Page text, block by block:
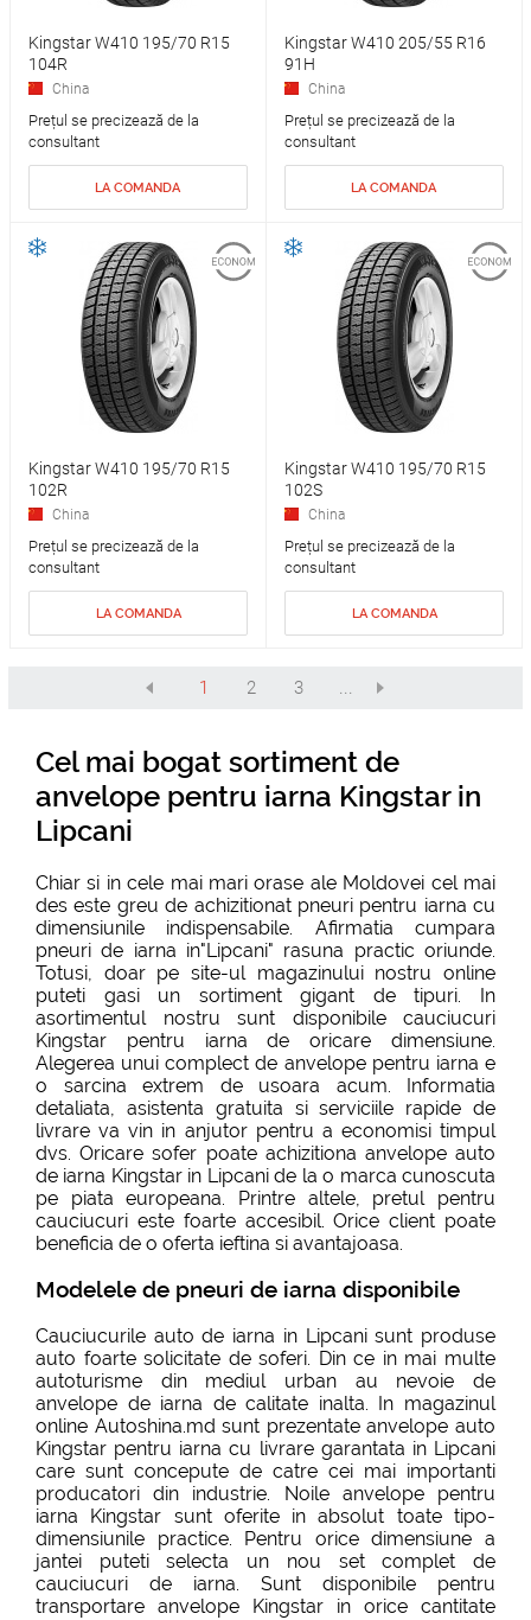
Kingstar W410 195/70 R15
104R
China
Prețul se precizează de la
consultant
LA COMANDA
Kingstar W410 205/55 R16
91H
China
Prețul se precizează de la
consultant
LA COMANDA
Kingstar W410 195/70 R15
102R
China
Prețul se precizează de la
consultant
LA COMANDA
Kingstar W410 195/70 R15
102S
China
Prețul se precizează de la
consultant
LA COMANDA
1 2 3 ...
Cel mai bogat sortiment de
anvelope pentru iarna Kingstar in
Lipcani
Chiar si in cele mai mari orase ale Moldovei cel mai
des este greu de achizitionat pneuri pentru iarna cu
dimensiunile indispensabile. Afirmatia cumpara
pneuri de iarna in"Lipcani" rasuna practic oriunde.
Totusi, doar pe site-ul magazinului nostru online
puteti gasi un sortiment gigant de tipuri. In
asortimentul nostru sunt disponibile cauciucuri
Kingstar pentru iarna de oricare dimensiune.
Alegerea unui complect de anvelope pentru iarna e
o sarcina extrem de usoara acum. Informatia
detaliata, asistenta gratuita si serviciile rapide de
livrare va vin in anjutor pentru a economisi timpul
dvs. Oricare sofer poate achizitiona anvelope auto
de iarna Kingstar in Lipcani de la o marca cunoscuta
pe piata europeana. Printre altele, pretul pentru
cauciucuri este foarte accesibil. Orice client poate
beneficia de o oferta ieftina si avantajoasa.
Modelele de pneuri de iarna disponibile
Cauciucurile auto de iarna in Lipcani sunt produse
auto foarte solicitate de soferi. Din ce in mai multe
autoturisme din mediul urban au nevoie de
anvelope de iarna de calitate inalta. In magazinul
online Autoshina.md sunt prezentate anvelope auto
Kingstar pentru iarna cu livrare garantata in Lipcani
care sunt concepute de catre cei mai importanti
producatori din industrie. Noile anvelope pentru
iarna Kingstar sunt oferite in absolut toate tipo-
dimensiunile practice. Pentru orice dimensiune a
jantei puteti selecta un nou set complet de
cauciucuri de iarna. Sunt disponibile pentru
transportare anvelope Kingstar in orice cantitate